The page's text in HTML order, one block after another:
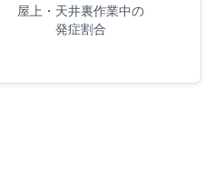
屋上・天井裏作業中の
発症割合